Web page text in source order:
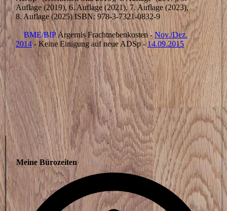
Auflage (2019), 6. Auflage (2021), 7. Auflage (2023),
8. Auflage (2025) ISBN: 978-3-7321-0832-9
BME/BIPÄrgernis Frachtnebenkosten -Nov./Dez.
2014- Keine Einigung auf neue ADSp -14.09.2015
Meine Bürozeiten